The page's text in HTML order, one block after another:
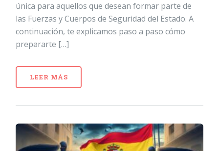
única para aquellos que desean formar parte de
las Fuerzas y Cuerpos de Seguridad del Estado. A
continuación, te explicamos paso a paso cómo
prepararte […]
LEER MÁS